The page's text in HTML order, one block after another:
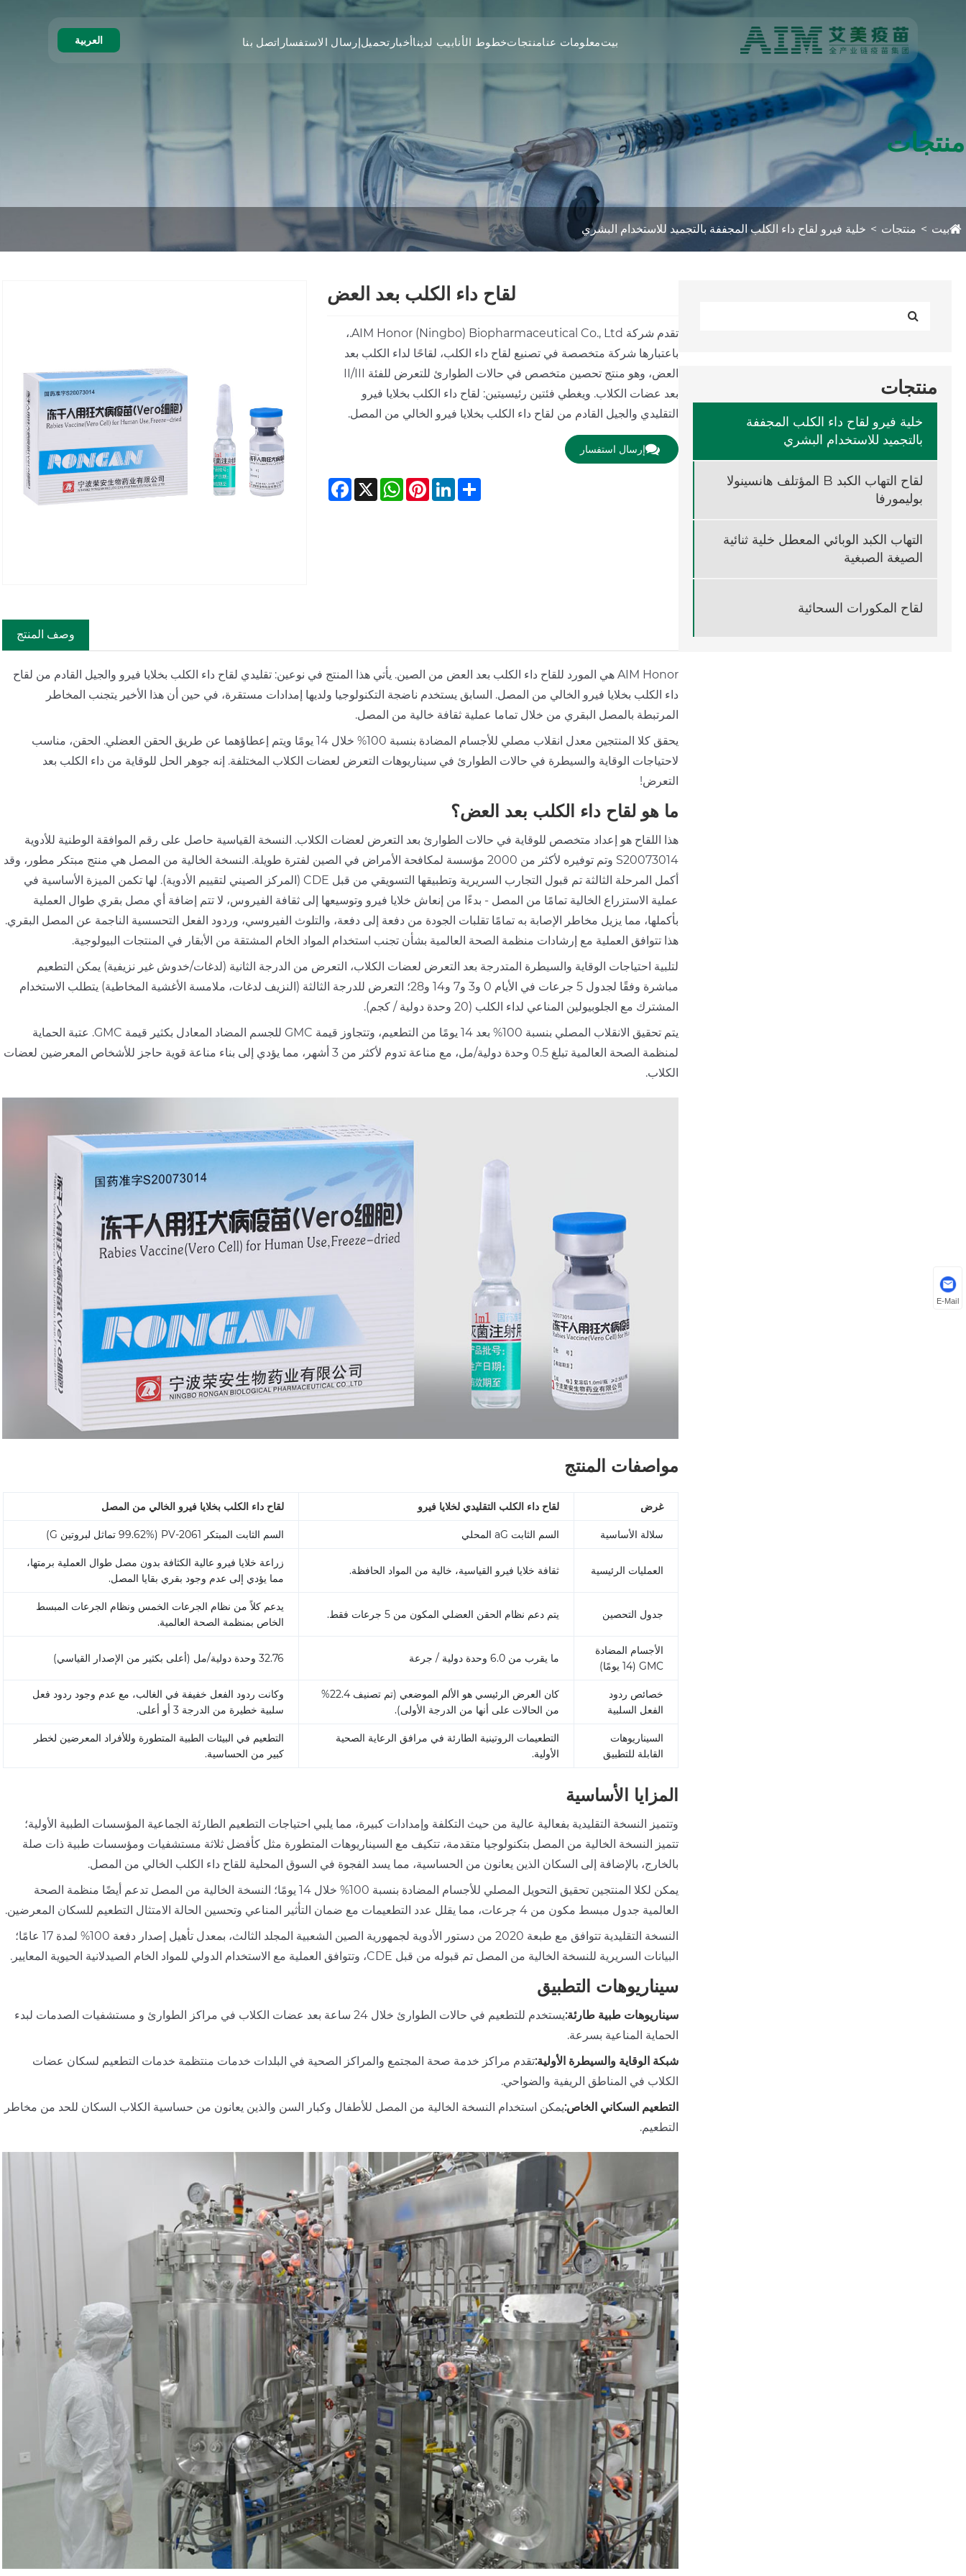
بيتمعلومات عنامنتجاتخطوط الأنابيب لديناأخبار تحميلإرسال الاستفسار اتصل بنا العربية
منتجات
بيت منتجات خلية فيرو لقاح داء الكلب المجففة بالتجميد للاستخدام البشري
منتجات
خلية فيرو لقاح داء الكلب المجففة
بالتجميد للاستخدام البشري
لقاح التهاب الكبد B المؤتلف هانسينولا
بوليمورفا
التهاب الكبد الوبائي المعطل خلية ثنائية
الصيغة الصبغية
لقاح المكورات السحائية
لقاح داء الكلب بعد العض
تقدم شركة AIM Honor (Ningbo) Biopharmaceutical Co., Ltd.،
باعتبارها شركة متخصصة في تصنيع لقاح داء الكلب، لقاحًا لداء الكلب بعد
العض، وهو منتج تحصين متخصص في حالات الطوارئ للتعرض للفئة II/III
بعد عضات الكلاب. ويغطي فئتين رئيسيتين: لقاح داء الكلب بخلايا فيرو
التقليدي والجيل القادم من لقاح داء الكلب بخلايا فيرو الخالي من المصل.
إرسال استفسار
Facebook X
WhatsAppPinterestLinkedInShare
وصف المنتج
AIM Honor هي المورد للقاح داء الكلب بعد العض من الصين. يأتي هذا المنتج في نوعين: تقليدي لقاح داء الكلب بخلايا فيرو والجيل القادم من لقاح
داء الكلب بخلايا فيرو الخالي من المصل. السابق يستخدم ناضجة التكنولوجيا ولديها إمدادات مستقرة، في حين أن هذا الأخير يتجنب المخاطر
المرتبطة بالمصل البقري من خلال تماما عملية ثقافة خالية من المصل.
يحقق كلا المنتجين معدل انقلاب مصلي للأجسام المضادة بنسبة 100% خلال 14 يومًا ويتم إعطاؤهما عن طريق الحقن العضلي. الحقن، مناسب
لاحتياجات الوقاية والسيطرة في حالات الطوارئ في سيناريوهات التعرض لعضات الكلاب المختلفة. إنه جوهر الحل للوقاية من داء الكلب بعد
التعرض!
ما هو لقاح داء الكلب بعد العض؟
هذا اللقاح هو إعداد متخصص للوقاية في حالات الطوارئ بعد التعرض لعضات الكلاب. النسخة القياسية حاصل على رقم الموافقة الوطنية للأدوية
S20073014 وتم توفيره لأكثر من 2000 مؤسسة لمكافحة الأمراض في الصين لفترة طويلة. النسخة الخالية من المصل هي منتج مبتكر مطور، وقد
أكمل المرحلة الثالثة تم قبول التجارب السريرية وتطبيقها التسويقي من قبل CDE (المركز الصيني لتقييم الأدوية). لها تكمن الميزة الأساسية في
عملية الاستزراع الخالية تمامًا من المصل - بدءًا من إنعاش خلايا فيرو وتوسيعها إلى ثقافة الفيروس، لا تتم إضافة أي مصل بقري طوال العملية
بأكملها، مما يزيل مخاطر الإصابة به تمامًا تقلبات الجودة من دفعة إلى دفعة، والتلوث الفيروسي، وردود الفعل التحسسية الناجمة عن المصل البقري.
هذا تتوافق العملية مع إرشادات منظمة الصحة العالمية بشأن تجنب استخدام المواد الخام المشتقة من الأبقار في المنتجات البيولوجية.
لتلبية احتياجات الوقاية والسيطرة المتدرجة بعد التعرض لعضات الكلاب، التعرض من الدرجة الثانية (لدغات/خدوش غير نزيفية) يمكن التطعيم
مباشرة وفقًا لجدول 5 جرعات في الأيام 0 و3 و7 و14 و28؛ التعرض للدرجة الثالثة (النزيف لدغات، ملامسة الأغشية المخاطية) يتطلب الاستخدام
المشترك مع الجلوبيولين المناعي لداء الكلب (20 وحدة دولية / كجم).
يتم تحقيق الانقلاب المصلي بنسبة 100% بعد 14 يومًا من التطعيم، وتتجاوز قيمة GMC للجسم المضاد المعادل بكثير قيمة GMC. عتبة الحماية
لمنظمة الصحة العالمية تبلغ 0.5 وحدة دولية/مل، مع مناعة تدوم لأكثر من 3 أشهر، مما يؤدي إلى بناء مناعة قوية حاجز للأشخاص المعرضين لعضات
الكلاب.
مواصفات المنتج
غرض لقاح داء الكلب التقليدي لخلايا فيرو لقاح داء الكلب بخلايا فيرو الخالي من المصل
سلالة الأساسية السم الثابت aG المحلي السم الثابت المبتكر PV-2061 (99.62% تماثل لبروتين G)
العمليات الرئيسية ثقافة خلايا فيرو القياسية، خالية من المواد الحافظة.
زراعة خلايا فيرو عالية الكثافة بدون مصل طوال العملية برمتها،
مما يؤدي إلى عدم وجود بقري بقايا المصل.
جدول التحصين يتم دعم نظام الحقن العضلي المكون من 5 جرعات فقط.
يدعم كلاً من نظام الجرعات الخمس ونظام الجرعات المبسط
الخاص بمنظمة الصحة العالمية.
الأجسام المضادة
GMC (14 يومًا)
ما يقرب من 6.0 وحدة دولية / جرعة 32.76 وحدة دولية/مل (أعلى بكثير من الإصدار القياسي)
خصائص ردود
الفعل السلبية
كان العرض الرئيسي هو الألم الموضعي (تم تصنيف 22.4%
من الحالات على أنها من الدرجة الأولى).
وكانت ردود الفعل خفيفة في الغالب، مع عدم وجود ردود فعل
سلبية خطيرة من الدرجة 3 أو أعلى.
السيناريوهات
القابلة للتطبيق
التطعيمات الروتينية الطارئة في مرافق الرعاية الصحية
الأولية.
التطعيم في البيئات الطبية المتطورة وللأفراد المعرضين لخطر
كبير من الحساسية.
المزايا الأساسية
وتتميز النسخة التقليدية بفعالية عالية من حيث التكلفة وإمدادات كبيرة، مما يلبي احتياجات التطعيم الطارئة الجماعية المؤسسات الطبية الأولية؛
تتميز النسخة الخالية من المصل بتكنولوجيا متقدمة، تتكيف مع السيناريوهات المتطورة مثل كأفضل ثلاثة مستشفيات ومؤسسات طبية ذات صلة
بالخارج، بالإضافة إلى السكان الذين يعانون من الحساسية، مما يسد الفجوة في السوق المحلية للقاح داء الكلب الخالي من المصل.
يمكن لكلا المنتجين تحقيق التحويل المصلي للأجسام المضادة بنسبة 100% خلال 14 يومًا؛ النسخة الخالية من المصل تدعم أيضًا منظمة الصحة
العالمية جدول مبسط مكون من 4 جرعات، مما يقلل عدد التطعيمات مع ضمان التأثير المناعي وتحسين الحالة الامتثال التطعيم للسكان المعرضين.
النسخة التقليدية تتوافق مع طبعة 2020 من دستور الأدوية لجمهورية الصين الشعبية المجلد الثالث، بمعدل تأهيل إصدار دفعة 100% لمدة 17 عامًا؛
البيانات السريرية للنسخة الخالية من المصل تم قبوله من قبل CDE، وتتوافق العملية مع الاستخدام الدولي للمواد الخام الصيدلانية الحيوية المعايير.
سيناريوهات التطبيق
سيناريوهات طبية طارئة:
يستخدم للتطعيم في حالات الطوارئ خلال 24 ساعة بعد عضات الكلاب في مراكز الطوارئ و مستشفيات الصدمات لبدء
الحماية المناعية بسرعة.
شبكة الوقاية والسيطرة الأولية:تقدم مراكز خدمة صحة المجتمع والمراكز الصحية في البلدات خدمات منتظمة خدمات التطعيم لسكان عضات
الكلاب في المناطق الريفية والضواحي.
التطعيم السكاني الخاص:يمكن استخدام النسخة الخالية من المصل للأطفال وكبار السن والذين يعانون من حساسية الكلاب السكان للحد من مخاطر
التطعيم.
E-Mail